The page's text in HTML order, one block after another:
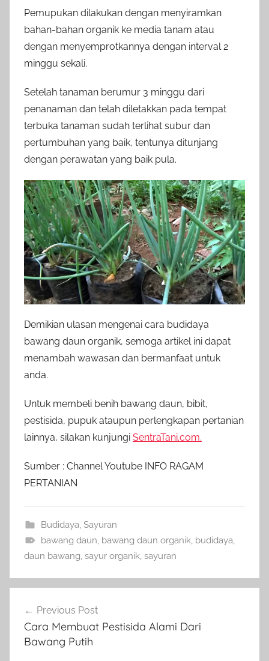
Pemupukan dilakukan dengan menyiramkan
bahan-bahan organik ke media tanam atau
dengan menyemprotkannya dengan interval 2
minggu sekali.
Setelah tanaman berumur 3 minggu dari
penanaman dan telah diletakkan pada tempat
terbuka tanaman sudah terlihat subur dan
pertumbuhan yang baik, tentunya ditunjang
dengan perawatan yang baik pula.
Demikian ulasan mengenai cara budidaya
bawang daun organik, semoga artikel ini dapat
menambah wawasan dan bermanfaat untuk
anda.
Untuk membeli benih bawang daun, bibit,
pestisida, pupuk ataupun perlengkapan pertanian
lainnya, silakan kunjungi SentraTani.com.
Sumber : Channel Youtube INFO RAGAM
PERTANIAN
Budidaya, Sayuran
bawang daun, bawang daun organik, budidaya,
daun bawang, sayur organik, sayuran
pos
Previous Post
Cara Membuat Pestisida Alami Dari
Bawang Putih